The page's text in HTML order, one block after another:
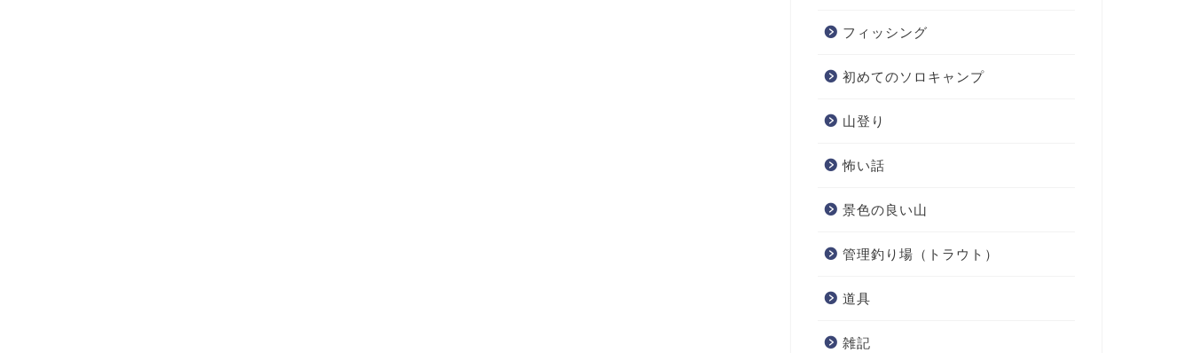
フィッシング
初めてのソロキャンプ
山登り
怖い話
景色の良い山
管理釣り場（トラウト）
道具
雑記